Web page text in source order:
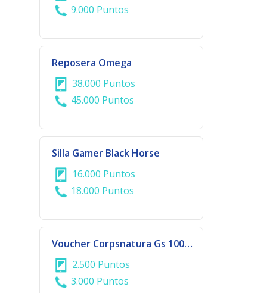
9.000 Puntos
Reposera Omega
38.000 Puntos
45.000 Puntos
Silla Gamer Black Horse
16.000 Puntos
18.000 Puntos
Voucher Corpsnatura Gs 100.000
2.500 Puntos
3.000 Puntos